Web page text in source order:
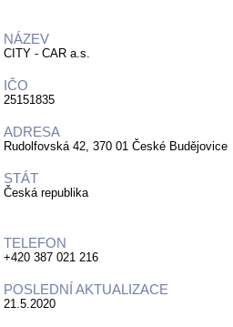
NÁZEV
CITY - CAR a.s.
IČO
25151835
ADRESA
Rudolfovská 42, 370 01 České Budějovice
STÁT
Česká republika
TELEFON
+420 387 021 216
POSLEDNÍ AKTUALIZACE
21.5.2020